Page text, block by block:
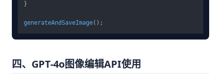
}
generateAndSaveImage
四、GPT-4o图像编辑API使用